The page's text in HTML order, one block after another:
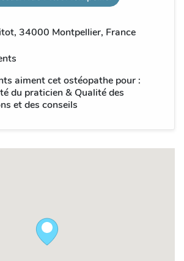
34000 Montpellier, France
aiment cet ostéopathe pour :
du praticien & Qualité des
et des conseils